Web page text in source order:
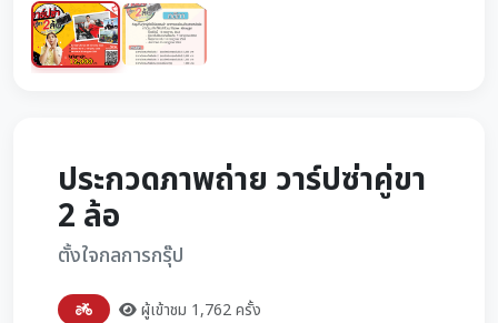
ประกวดภาพถ่าย วาร์ปซ่าคู่ขา
2 ล้อ
ตั้งใจกลการกรุ๊ป
ผู้เข้าชม 1,762 ครั้ง